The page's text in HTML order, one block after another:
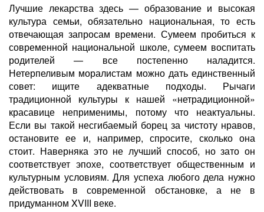
Лучшие лекарства здесь — образование и высокая
культура семьи, обязательно национальная, то есть
отвечающая запросам времени. Сумеем пробиться к
современной национальной школе, сумеем воспитать
родителей — все постепенно наладится.
Нетерпеливым моралистам можно дать единственный
совет: ищите адекватные подходы. Рычаги
традиционной культуры к нашей «нетрадиционной»
красавице неприменимы, потому что неактуальны.
Если вы такой несгибаемый борец за чистоту нравов,
остановите ее и, например, спросите, сколько она
стоит. Наверняка это не лучший способ, но зато он
соответствует эпохе, соответствует общественным и
культурным условиям. Для успеха любого дела нужно
действовать в современной обстановке, а не в
придуманном XVIII веке.